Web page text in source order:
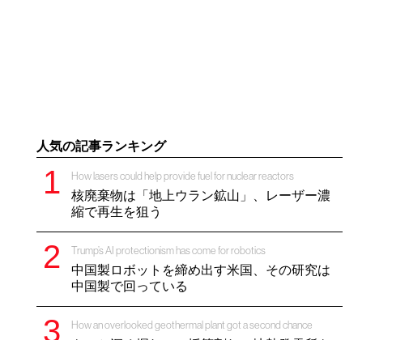
人気の記事ランキング
How lasers could help provide fuel for nuclear reactors
核廃棄物は「地上ウラン鉱山」、レーザー濃
縮で再生を狙う
Trump’s AI protectionism has come for robotics
中国製ロボットを締め出す米国、その研究は
中国製で回っている
How an overlooked geothermal plant got a second chance